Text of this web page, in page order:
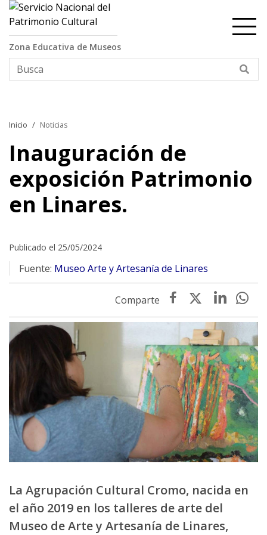
Contenido principal
Zona Educativa de Museos
Inicio Noticias
Inauguración de
exposición Patrimonio
en Linares.
Publicado el 25/05/2024
Fuente: Museo Arte y Artesanía de Linares
La Agrupación Cultural Cromo, nacida en
el año 2019 en los talleres de arte del
Museo de Arte y Artesanía de Linares,